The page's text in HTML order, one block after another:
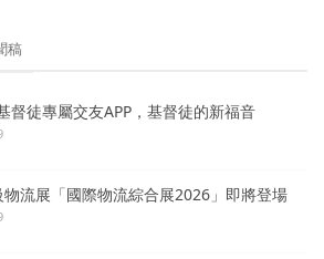
稿
督徒專屬交友APP，基督徒的新福音
流展「國際物流綜合展2026」即將登場